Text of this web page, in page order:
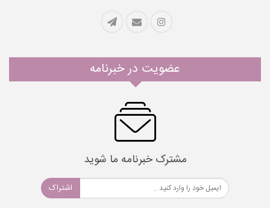
عضویت در خبرنامه
مشترک خبرنامه ما شوید
اشتراک